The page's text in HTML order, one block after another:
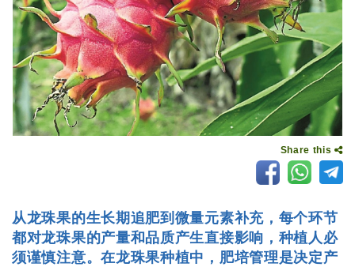
Share this
从龙珠果的生长期追肥到微量元素补充，每个环节
都对龙珠果的产量和品质产生直接影响，种植人必
须谨慎注意。在龙珠果种植中，肥培管理是决定产